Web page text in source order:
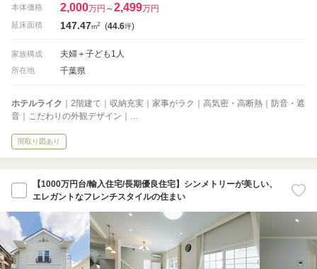
本体価格 2,000万円 ～2,499万円
延床面積 147.47m2 (44.6坪)
家族構成 夫婦＋子ども1人
所在地 千葉県
ホテルライク ｜2階建て｜収納充実｜家事がラク｜高気密・高断熱｜防音・遮
音｜こだわりの外観デザイン｜…
間取り図あり
【1000万円台/輸入住宅/長期優良住宅】シンメトリーが美しい、
エレガントなフレンチスタイルの住まい